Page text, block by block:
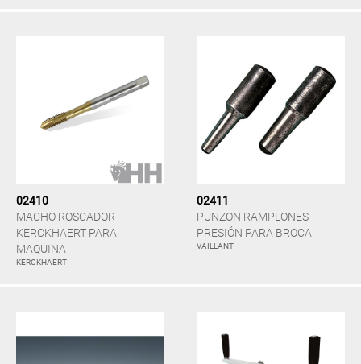
02410
MACHO ROSCADOR
KERCKHAERT PARA
MAQUINA
KERCKHAERT
02411
PUNZON RAMPLONES
PRESIÓN PARA BROCA
VAILLANT